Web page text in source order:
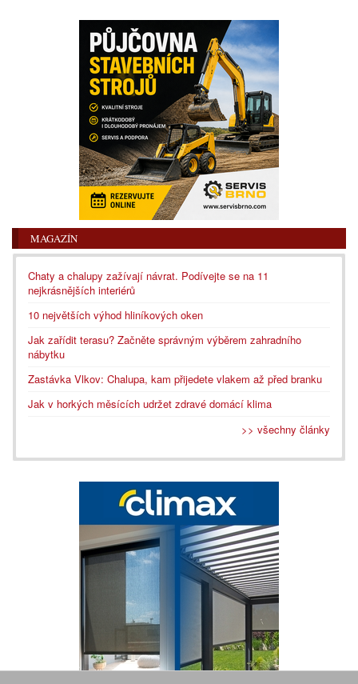
MAGAZÍN
Chaty a chalupy zažívají návrat. Podívejte se na 11
nejkrásnějších interiérů
10 největších výhod hliníkových oken
Jak zařídit terasu? Začněte správným výběrem zahradního
nábytku
Zastávka Vlkov: Chalupa, kam přijedete vlakem až před branku
Jak v horkých měsících udržet zdravé domácí klima
>> všechny články